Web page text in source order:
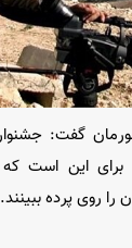
گفت:
این است که
را روی پرده ببینند.